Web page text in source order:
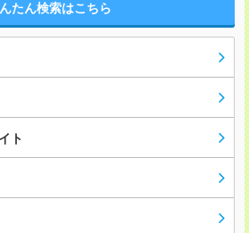
たん検索はこちら
ト